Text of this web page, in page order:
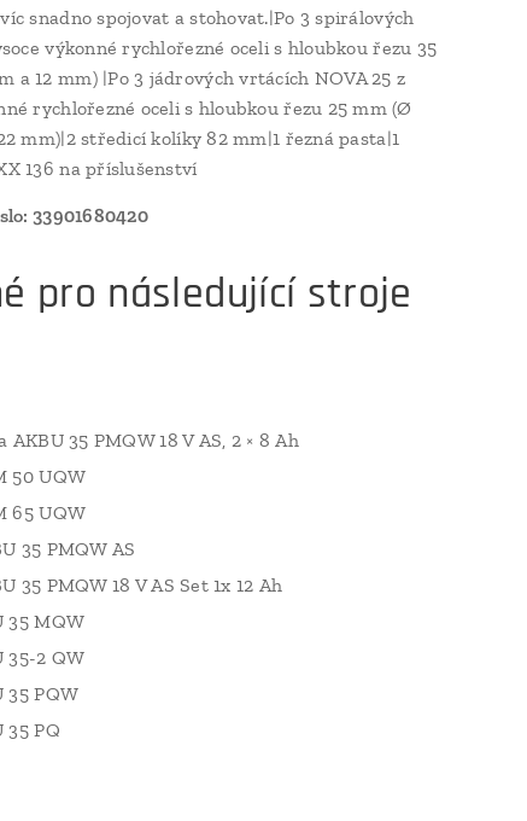
snadno spojovat a stohovat.|Po 3 spirálových
výkonné rychlořezné oceli s hloubkou řezu 35
a 12 mm) |Po 3 jádrových vrtácích NOVA 25 z
rychlořezné oceli s hloubkou řezu 25 mm (Ø
mm)|2 středicí kolíky 82 mm|1 řezná pasta|1
136 na příslušenství
33901680420
pro následující stroje
AKBU 35 PMQW 18 V AS, 2 × 8 Ah
50 UQW
65 UQW
35 PMQW AS
35 PMQW 18 V AS Set 1x 12 Ah
35 MQW
35-2 QW
35 PQW
35 PQ